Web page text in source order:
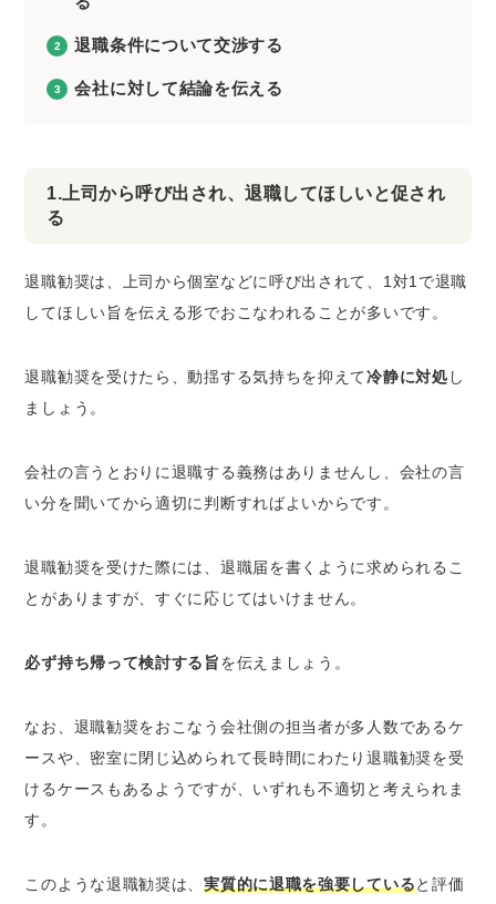
退職条件について交渉する
会社に対して結論を伝える
1.上司から呼び出され、退職してほしいと促され
る
退職勧奨は、上司から個室などに呼び出されて、1対1で退職
してほしい旨を伝える形でおこなわれることが多いです。
退職勧奨を受けたら、動揺する気持ちを抑えて冷静に対処 し
ましょう。
会社の言うとおりに退職する義務はありませんし、会社の言
い分を聞いてから適切に判断すればよいからです。
退職勧奨を受けた際には、退職届を書くように求められるこ
とがありますが、すぐに応じてはいけません。
必ず持ち帰って検討する旨を伝えましょう。
なお、退職勧奨をおこなう会社側の担当者が多人数であるケ
ースや、密室に閉じ込められて長時間にわたり退職勧奨を受
けるケースもあるようですが、いずれも不適切と考えられま
す。
このような退職勧奨は、実質的に退職を強要していると評価